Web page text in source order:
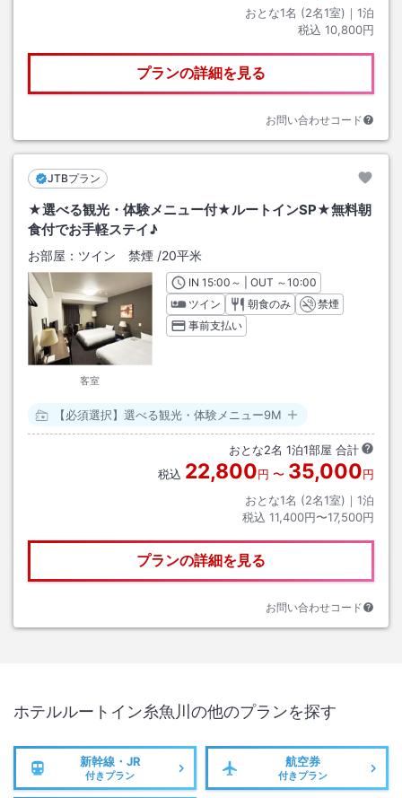
おとな1名 (2名1室)｜ 1泊
税込 10,800円
プランの詳細を見る
お問い合わせコード
JTBプラン
★選べる観光・体験メニュー付★ルートインSP★無料朝
食付でお手軽ステイ♪
お部屋： ツイン 禁煙 /20平米
客室
INチェックイン
15:00 ～ | OUT チェックアウト
～10:00
ツイン
朝食のみ
禁煙
事前支払い
【必須選択】選べる観光・体験メニュー9M
おとな2名 1泊1部屋 合計
税込 22,800円 〜 35,000円
おとな1名 (2名1室)｜ 1泊
税込 11,400円〜17,500円
プランの詳細を見る
お問い合わせコード
ホテルルートイン糸魚川 の他のプランを探す
新幹線・JR
付きプラン
航空券
付きプラン